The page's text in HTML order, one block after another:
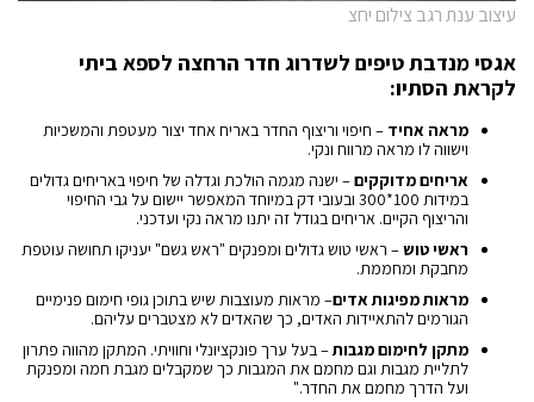
עיצוב ענת רגב צילום יחצ
אגסי מנדבת טיפים לשדרוג חדר הרחצה לספא ביתי
לקראת הסתיו:
מראה אחיד – חיפוי וריצוף החדר באריח אחד יצור מעטפת והמשכיות
וישווה לו מראה מרווח ונקי.
אריחים מדוקקים– ישנה מגמה הולכת וגדלה של חיפוי באריחים גדולים
במידות 100*300 ובעובי דק במיוחד המאפשר יישום על גבי החיפוי
והריצוף הקיים. אריחים בגודל זה יתנו מראה נקי ועדכני.
ראשי טוש– ראשי טוש גדולים ומפנקים "ראש גשם" יעניקו תחושה עוטפת
מחבקת ומחממת.
מראות מפיגות אדים– מראות מעוצבות שיש בתוכן גופי חימום פנימיים
הגורמים להתאיידות האדים, כך שהאדים לא מצטברים עליהם.
מתקן לחימום מגבות– בעל ערך פונקציונלי וחוויתי. המתקן מהווה פתרון
לתליית מגבות וגם מחמם את המגבות כך שמקבלים מגבת חמה ומפנקת
ועל הדרך מחמם את החדר."